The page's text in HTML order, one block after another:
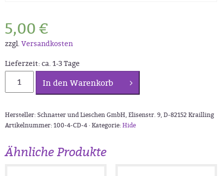
5,00€
zzgl. Versandkosten
Lieferzeit: ca. 1-3 Tage
und
Lieschen:
4
Menge
In den Warenkorb
Hersteller: Schnatter und Lieschen GmbH, Elisenstr. 9, D-82152 Krailling
Artikelnummer:100-4-CD-4 ·Kategorie:Hide
Ähnliche Produkte